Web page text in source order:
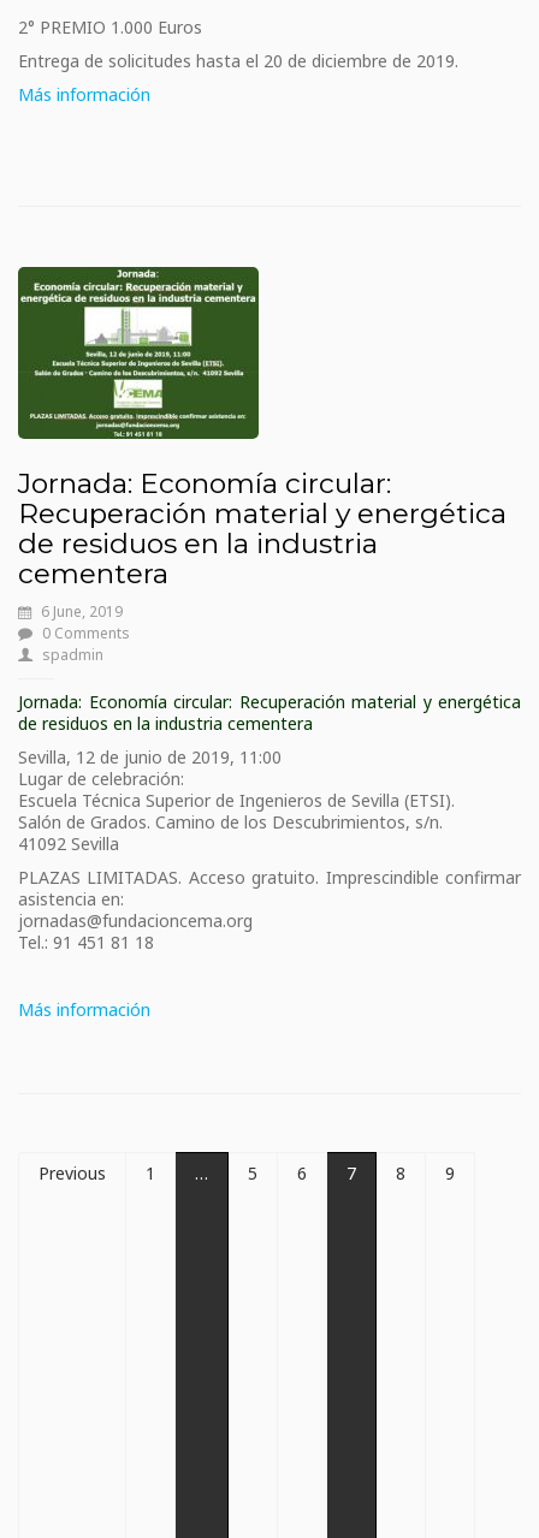
2° PREMIO 1.000 Euros
Entrega de solicitudes hasta el 20 de diciembre de 2019.
Más información
Jornada: Economía circular:
Recuperación material y energética
de residuos en la industria
cementera
6 June, 2019
0 Comments
spadmin
Jornada: Economía circular: Recuperación material y energética
de residuos en la industria cementera
Sevilla, 12 de junio de 2019, 11:00
Lugar de celebración:
Escuela Técnica Superior de Ingenieros de Sevilla (ETSI).
Salón de Grados. Camino de los Descubrimientos, s/n.
41092 Sevilla
PLAZAS LIMITADAS. Acceso gratuito. Imprescindible confirmar
asistencia en:
jornadas@fundacioncema.org
Tel.: 91 451 81 18
Más información
Previous 1 … 5 6 7 8 9